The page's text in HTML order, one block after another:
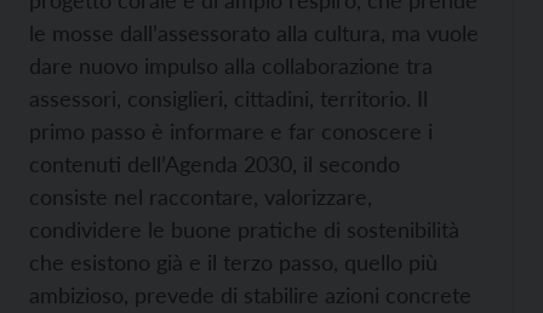
le mosse dall’assessorato alla cultura, ma vuole
dare nuovo impulso alla collaborazione tra
assessori, consiglieri, cittadini, territorio. Il
primo passo è informare e far conoscere i
contenuti dell’Agenda 2030, il secondo
consiste nel raccontare, valorizzare,
condividere le buone pratiche di sostenibilità
che esistono già e il terzo passo, quello più
ambizioso, prevede di stabilire azioni concrete